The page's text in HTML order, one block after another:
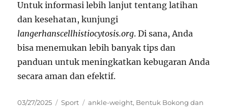
Untuk informasi lebih lanjut tentang latihan
dan kesehatan, kunjungi
langerhanscellhistiocytosis.org. Di sana, Anda
bisa menemukan lebih banyak tips dan
panduan untuk meningkatkan kebugaran Anda
secara aman dan efektif.
Posted
03/27/2025 Categories
Sport Tags
ankle-weight, Bentuk Bokong dan